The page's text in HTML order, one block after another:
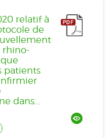
relatif à
de
rhino-
patients
dans...